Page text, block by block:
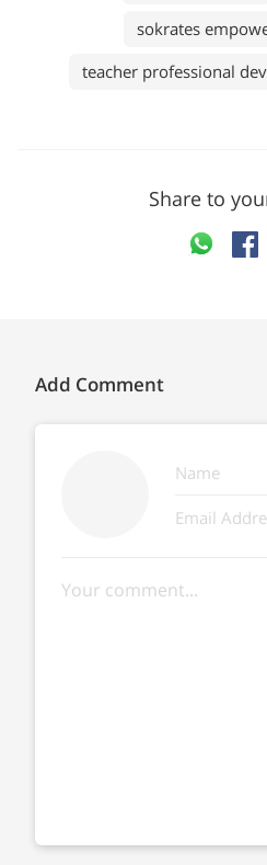
sokrates
teacher professional
Share to
Add Comment